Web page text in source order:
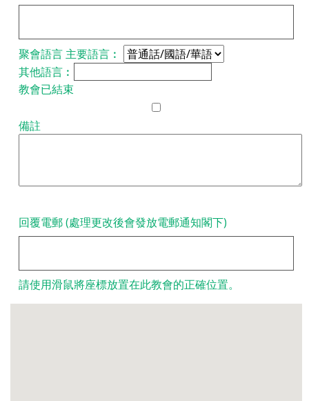
聚會語言 主要語言︰
其他語言︰
教會已結束
備註
回覆電郵 (處理更改後會發放電郵通知閣下)
請使用滑鼠將座標放置在此教會的正確位置。